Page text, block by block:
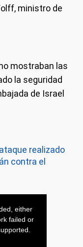
ministro de
mostraban las
la seguridad
de Israel
realizado
contra el